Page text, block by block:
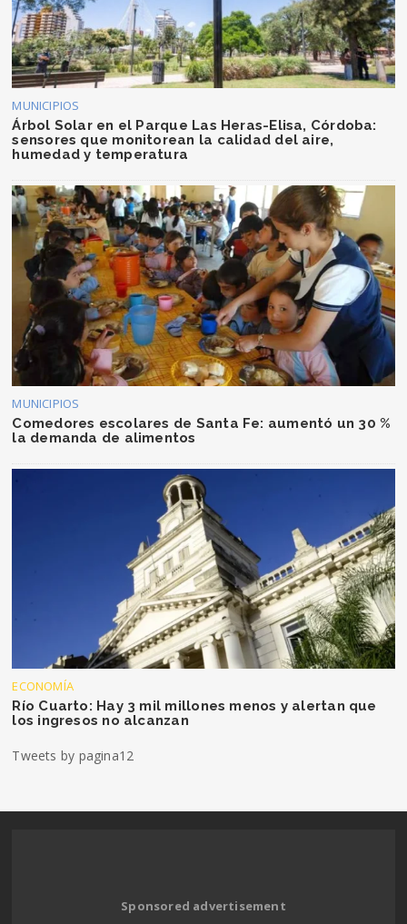
MUNICIPIOS
Árbol Solar en el Parque Las Heras-Elisa, Córdoba:
sensores que monitorean la calidad del aire,
humedad y temperatura
MUNICIPIOS
Comedores escolares de Santa Fe: aumentó un 30 %
la demanda de alimentos
ECONOMÍA
Río Cuarto: Hay 3 mil millones menos y alertan que
los ingresos no alcanzan
Tweets by pagina12
Sponsored advertisement